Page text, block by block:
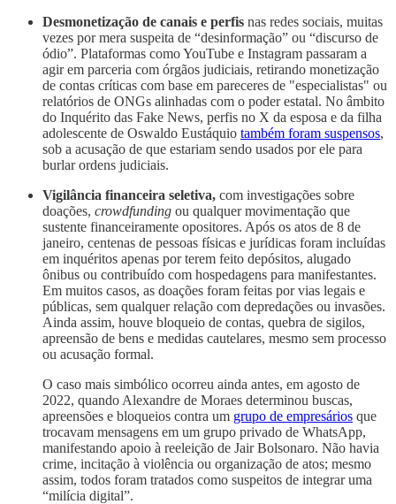
Desmonetização de canais e perfis nas redes sociais, muitas
vezes por mera suspeita de “desinformação” ou “discurso de
ódio”. Plataformas como YouTube e Instagram passaram a
agir em parceria com órgãos judiciais, retirando monetização
de contas críticas com base em pareceres de "especialistas" ou
relatórios de ONGs alinhadas com o poder estatal. No âmbito
do Inquérito das Fake News, perfis no X da esposa e da filha
adolescente de Oswaldo Eustáquio também foram suspensos,
sob a acusação de que estariam sendo usados por ele para
burlar ordens judiciais.
Vigilância financeira seletiva, com investigações sobre
doações, crowdfunding ou qualquer movimentação que
sustente financeiramente opositores. Após os atos de 8 de
janeiro, centenas de pessoas físicas e jurídicas foram incluídas
em inquéritos apenas por terem feito depósitos, alugado
ônibus ou contribuído com hospedagens para manifestantes.
Em muitos casos, as doações foram feitas por vias legais e
públicas, sem qualquer relação com depredações ou invasões.
Ainda assim, houve bloqueio de contas, quebra de sigilos,
apreensão de bens e medidas cautelares, mesmo sem processo
ou acusação formal.
O caso mais simbólico ocorreu ainda antes, em agosto de
2022, quando Alexandre de Moraes determinou buscas,
apreensões e bloqueios contra um grupo de empresários que
trocavam mensagens em um grupo privado de WhatsApp,
manifestando apoio à reeleição de Jair Bolsonaro. Não havia
crime, incitação à violência ou organização de atos; mesmo
assim, todos foram tratados como suspeitos de integrar uma
“milícia digital”.